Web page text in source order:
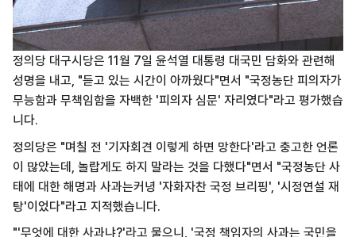
정의당 대구시당은 11월 7일 윤석열 대통령 대국민 담화와 관련해
성명을 내고, "듣고 있는 시간이 아까웠다"면서 "국정농단 피의자가
무능함과 무책임함을 자백한 '피의자 심문' 자리였다"라고 평가했습
니다.
정의당은 "며칠 전 '기자회견 이렇게 하면 망한다'라고 충고한 언론
이 많았는데, 놀랍게도 하지 말라는 것을 다했다"면서 "국정농단 사
태에 대한 해명과 사과는커녕 '자화자찬 국정 브리핑', '시정연설 재
탕'이었다"라고 지적했습니다.
"'무엇에 대한 사과냐?'라고 물으니, '국정 책임자의 사과는 국민을